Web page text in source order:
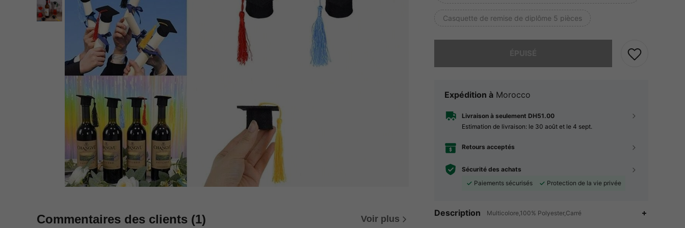
Commentaires des clients (1) Voir plus
Casquette de remise de diplôme 5 pièces
Expédition à Morocco
Livraison à seulement DH51.00
Estimation de livraison: le 30 août et le 4 sept.
Retours acceptés
Sécurité des achats
Paiements sécurisés
Protection de la vie privée
Description Multicolore,100% Polyester,Carré
4.84 36
137